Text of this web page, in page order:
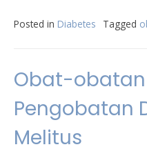
Posted in Diabetes Tagged
Obat-
Pengobatan
Melitus